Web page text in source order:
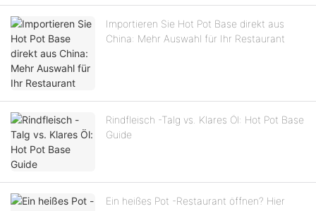
Importieren Sie Hot Pot Base direkt aus
China: Mehr Auswahl für Ihr Restaurant
Rindfleisch -Talg vs. Klares Öl: Hot Pot Base
Guide
Ein heißes Pot -Restaurant öffnen? Hier